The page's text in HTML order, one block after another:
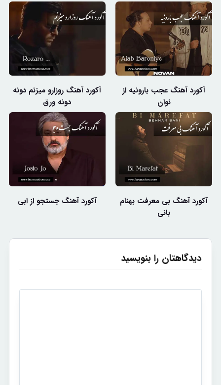
آکورد آهنگ عجب بارونیه از
نوان
آکورد آهنگ روزارو میزنم دونه
دونه ورق
آکورد آهنگ بی معرفت بهنام
بانی
آکورد آهنگ جستجو از ابی
دیدگاهتان را بنویسید